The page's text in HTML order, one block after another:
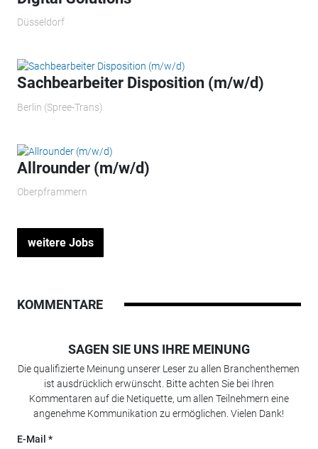
Düsseldorf
Sachbearbeiter Disposition (m/w/d)
Berlin (Spree-Trans)
Allrounder (m/w/d)
Oberpframmern
weitere Jobs
KOMMENTARE
SAGEN SIE UNS IHRE MEINUNG
Die qualifizierte Meinung unserer Leser zu allen Branchenthemen
ist ausdrücklich erwünscht. Bitte achten Sie bei Ihren
Kommentaren auf die Netiquette, um allen Teilnehmern eine
angenehme Kommunikation zu ermöglichen. Vielen Dank!
E-Mail